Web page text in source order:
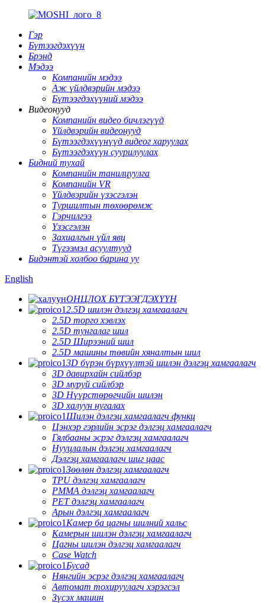
Гэр
Бүтээгдэхүүн
Брэнд
Мэдээ
Компанийн мэдээ
Аж үйлдвэрийн мэдээ
Бүтээгдэхүүний мэдээ
Видеонууд
Компанийн видео бичлэгүүд
Үйлдвэрийн видеонууд
Бүтээгдэхүүнүүд видеог харуулах
Бүтээгдэхүүн суурилуулах
Бидний тухай
Компанийн танилцуулга
Компанийн VR
Үйлдвэрийн үзэсгэлэн
Туршилтын төхөөрөмж
Гэрчилгээ
Үзэсгэлэн
Захиалгын үйл явц
Түгээмэл асуултууд
Бидэнтэй холбоо барина уу
English
ОНЦЛОХ БҮТЭЭГДЭХҮҮН
2.5D шилэн дэлгэц хамгаалагч
2.5D торго хэвлэх
2.5D тунгалаг шил
2.5D Ширээний шил
2.5D машины төвийн хяналтын шил
3D бүрэн бүрхүүлтэй шилэн дэлгэц хамгаалагч
3D давирхайн сийлбэр
3D муруй сийлбэр
3D Нүүрстөрөгчийн шилэн
3D халуун нугалах
Шилэн дэлгэц хамгаалагч функц
Цэнхэр гэрлийн эсрэг дэлгэц хамгаалагч
Гялбааны эсрэг дэлгэц хамгаалагч
Нууцлалын дэлгэц хамгаалагч
Дэлгэц хамгаалагч шиг цаас
Зөөлөн дэлгэц хамгаалагч
TPU дэлгэц хамгаалагч
PMMA дэлгэц хамгаалагч
PET дэлгэц хамгаалагч
Арын дэлгэц хамгаалагч
Камер ба цагны шилний хальс
Камерын шилэн дэлгэц хамгаалагч
Цагны шилэн дэлгэц хамгаалагч
Case Watch
Бусад
Нянгийн эсрэг дэлгэц хамгаалагч
Автомат тохируулагч хэрэгсэл
Зүсэх машин